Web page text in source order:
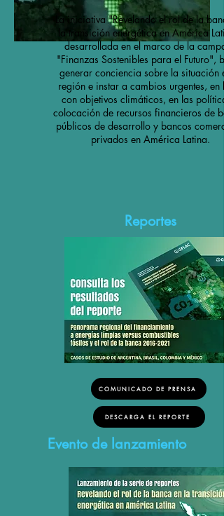
La iniciativa "Revelando el rol de la
la transición energética en América
desarrollada en el marco de la
"Finanzas Sostenibles para el Futuro",
generar conciencia sobre la situación
región e instar a cambios urgentes, en
con objetivos climáticos, en las
colocación de recursos financieros de
públicos de desarrollo y bancos
privados en América Latina.
Reportes
COMUNICADO DE PRENSA
DESCARGA EL REPORTE
Evento de lanzamiento